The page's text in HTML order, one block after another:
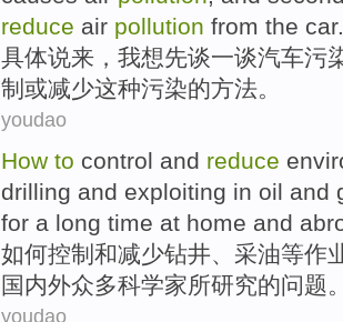
reduce air pollution from the car.
具体说来， 我想先谈一谈汽车污
制 或减少这种污染的方法。
youdao
How to control and reduce
drilling and exploiting in oil and
for a long time at home and
如何控制 和减少钻井、 采油等作
国内外众多科学家所研究的问题
youdao